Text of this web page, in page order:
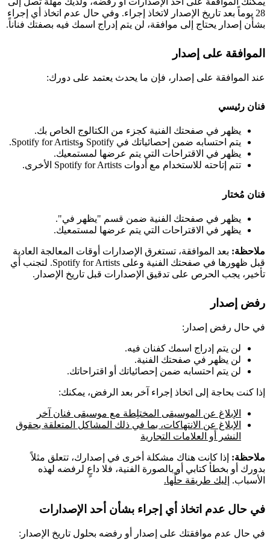
28 يوماً بعد تاريخ الإصدار لاتخاذ إجراء. وفي حال عدم اتخاذ أي إجراء
بشأن إصدار يحتاج إلى موافقة، لن يتم إدراج اسمك فيه بصفتك فناناً.
الموافقة على إصدار
عند الموافقة على إصدار، فإن ما يحدث يعتمد على دورك:
فنان رئيسي
يظهر في صفحتك الفنية كجزء من الكتالوج الخاص بك.
يتم احتسابه ضمن إحصائياتك في Spotify وSpotify for Artists.
يظهر في الاقتراحات التي يتم عرضها لمستمعيك.
تتم إتاحته للاستخدام مع أدوات Spotify for Artists الأخرى.
فنان مُختار
يظهر في صفحتك الفنية ضمن قسم "يظهر في".
يظهر في الاقتراحات التي يتم عرضها لمستمعيك.
ملاحظة: بعد الموافقة، تستغرق الإصدارات أوقات المعالجة العادية
قبل ظهورها في صفحتك الفنية وعلى Spotify for Artists. لتجنب أي
تأخير، يجب الحرص على تدقيق الإصدارات قبل تاريخ الإصدار.
رفض إصدار
في حال رفض إصدار:
لن يتم إدراج اسمك كفنان فيه.
لن يظهر في صفحتك الفنية.
لن يتم احتسابه ضمن إحصائياتك أو اقتراحاتك.
إذا كنت بحاجة إلى اتخاذ إجراء آخر بعد الرفض، يمكنك:
الإبلاغ عن الموسيقى المختلِطة مع موسيقى فنان آخر
الإبلاغ عن الانتهاكات، بما في ذلك المشاكل المتعلقة بحقوق
النشر أو العلامات التجارية
ملاحظة: إذا كانت هناك مشكلة أخرى في إصدارك، تتعلق مثلاً
بدورك أو بخطأ كتابي أو بالصورة الفنية، فلا داعٍ لرفضه لهذه
الأسباب. إليك طريقة حلِّها.
في حال عدم اتخاذ أي إجراء بشأن أحد الإصدارات
في حال عدم موافقتك على إصدار أو رفضه بحلول تاريخ الإصدار: